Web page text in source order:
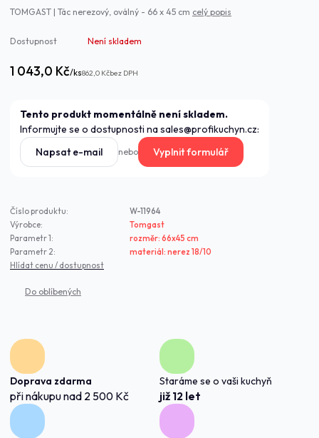
TOMGAST | Tác nerezový, oválný - 66 x 45 cm celý popis
Dostupnost Není skladem
1 043,0 Kč/ks862,0 Kčbez DPH
Tento produkt momentálně není skladem.
Informujte se o dostupnosti na sales@profikuchyn.cz:
Napsat e-mail
nebo Vyplnit formulář
Číslo produktu:
W-11964
Výrobce:
Tomgast
Parametr 1:
rozměr: 66x45 cm
Parametr 2:
materiál: nerez 18/10
Hlídat cenu / dostupnost
Doprava zdarma
při nákupu nad 2 500 Kč
Staráme se o vaši kuchyň
již 12 let